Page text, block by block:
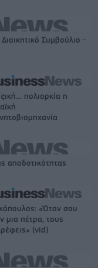
Συμβούλιο -
πολιορκία η
αποδοτικότητας
«Όταν σου
μια πέτρα, τους
(vid)